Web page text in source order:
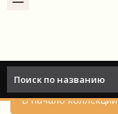
Назад
В начало коллекции